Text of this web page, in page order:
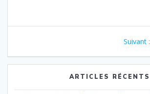
de
Suivant :
ARTICLES RÉCENTS